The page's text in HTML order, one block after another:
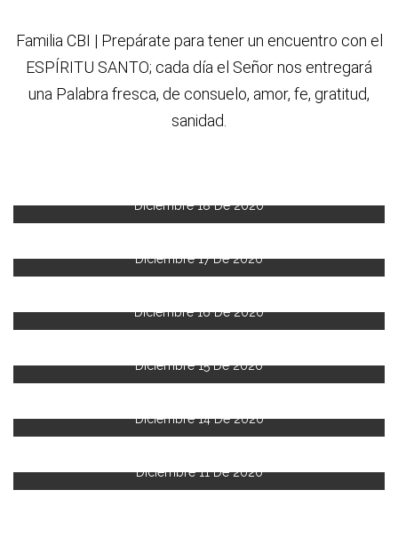
Familia CBI | Prepárate para tener un encuentro con el
ESPÍRITU SANTO; cada día el Señor nos entregará
una Palabra fresca, de consuelo, amor, fe, gratitud,
sanidad.
Diciembre 18 De 2020
Diciembre 17 De 2020
Diciembre 16 De 2020
Diciembre 15 De 2020
Diciembre 14 De 2020
Diciembre 11 De 2020